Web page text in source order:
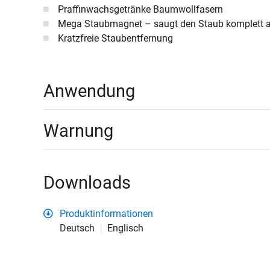
Praffinwachsgetränke Baumwollfasern
Mega Staubmagnet – saugt den Staub komplett
Kratzfreie Staubentfernung
Anwendung
Warnung
Downloads
Produktinformationen
Deutsch
Englisch